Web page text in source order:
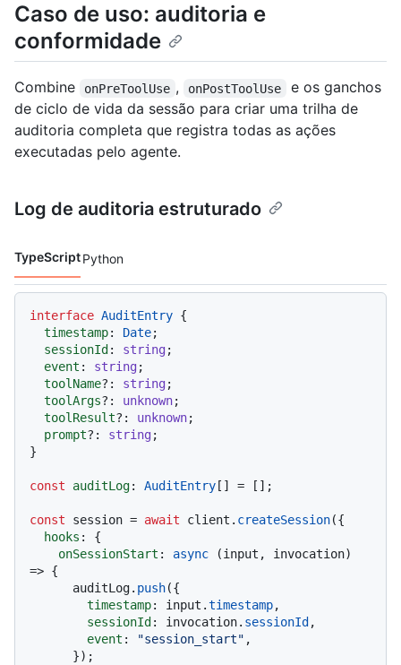
Caso de uso: auditoria e
conformidade
Combine onPreToolUse , onPostToolUse
e os ganchos
de ciclo de vida da sessão para criar uma trilha de
auditoria completa que registra todas as ações
executadas pelo agente.
Log de auditoria estruturado
Idiomas de código navigation
TypeScriptPython
interface AuditEntry {
timestamp: Date;
sessionId : string;
event : string;
toolName?: string;
toolArgs?: unknown;
toolResult?: unknown;
prompt?: string;
}
const auditLog: AuditEntry [] = [];
const session = await client. createSession({
hooks : {
onSessionStart : async (input, invocation)
=> {
      auditLog.
push({
timestamp: input.timestamp,
sessionId : invocation. sessionId ,
event : "session_start" ,